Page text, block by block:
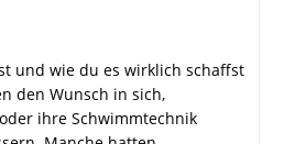
und wie du es wirklich schaffst
den Wunsch in sich,
ihre Schwimmtechnik